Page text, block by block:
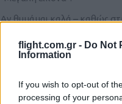
flight.com.gr - Do Not
Information
If you wish to opt-out of
processing of your
Αν θυμάμαι καλά – καθώς
κυρίως η διαφωνία
συμμετείχε και η Ισπανία,